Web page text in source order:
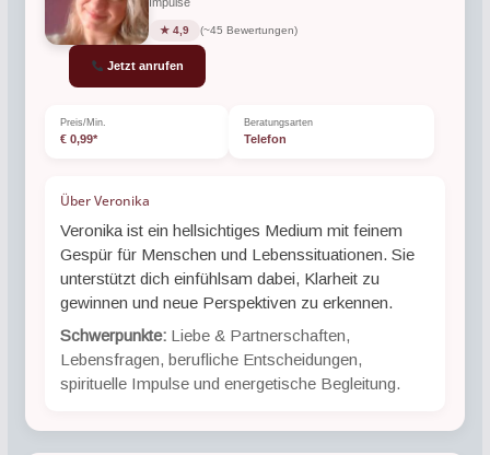
Impulse
★ 4,9 (~45 Bewertungen)
Jetzt anrufen
Preis/Min.
€ 0,99*
Beratungsarten
Telefon
Über Veronika
Veronika ist ein hellsichtiges Medium mit feinem
Gespür für Menschen und Lebenssituationen. Sie
unterstützt dich einfühlsam dabei, Klarheit zu
gewinnen und neue Perspektiven zu erkennen.
Schwerpunkte:Liebe & Partnerschaften,
Lebensfragen, berufliche Entscheidungen,
spirituelle Impulse und energetische Begleitung.